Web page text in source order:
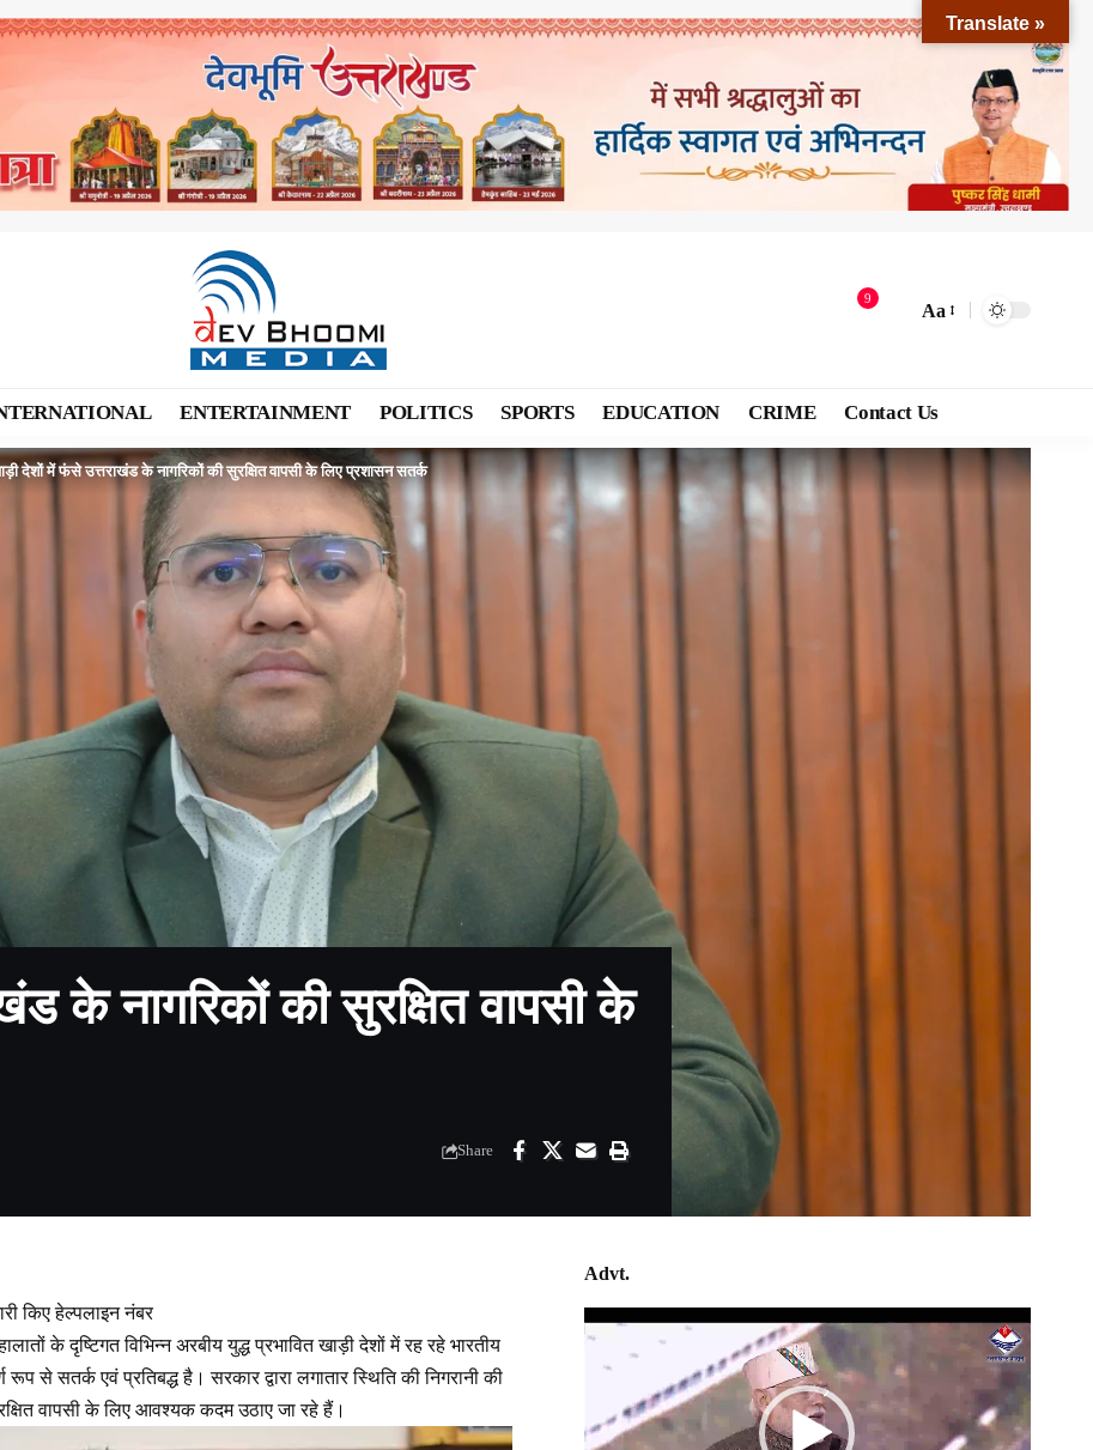
9
Aa
ENTERTAINMENT POLITICS SPORTS EDUCATION CRIME Contact Us
देशों में फंसे उत्तराखंड के नागरिकों की सुरक्षित वापसी के लिए प्रशासन सतर्क
के नागरिकों की सुरक्षित वापसी के
Share
किए हेल्पलाइन नंबर
के दृष्टिगत विभिन्न अरबीय युद्ध प्रभावित खाड़ी देशों में रह रहे भारतीय
से सतर्क एवं प्रतिबद्ध है। सरकार द्वारा लगातार स्थिति की निगरानी की
वापसी के लिए आवश्यक कदम उठाए जा रहे हैं।
Advt.
Video
Translate »